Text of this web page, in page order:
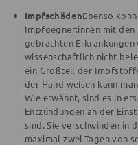
ImpfschädenEbenso
Impfgegner:innen mit den
gebrachten
wissenschaftlich nicht
ein Großteil der
der Hand weisen kann
Wie erwähnt, sind es in
Entzündungen an der
sind. Sie verschwinden in
maximal zwei Tagen von